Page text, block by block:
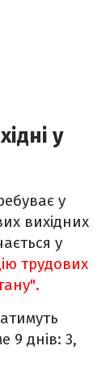
у
у
вихідних
у
трудових
9 днів: 3,